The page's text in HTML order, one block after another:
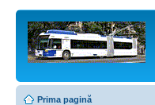
Prima pagină